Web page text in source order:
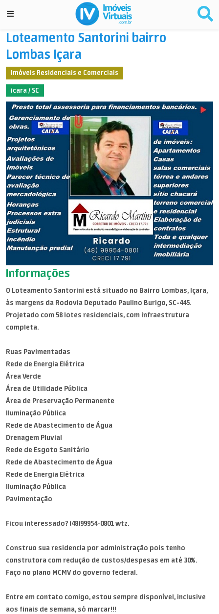
Loteamento Santorini bairro
Lombas Içara
Imóveis Residenciais e Comerciais
icara / SC
Informações
O Loteamento Santorini está situado no Bairro Lombas, Içara,
às margens da Rodovia Deputado Paulino Burigo, SC-445.
Projetado com 58 lotes residenciais, com infraestrutura
completa.
Ruas Pavimentadas
Rede de Energia Elétrica
Área Verde
Área de Utilidade Pública
Área de Preservação Permanente
Iluminação Pública
Rede de Abastecimento de Água
Drenagem Pluvial
Rede de Esgoto Sanitário
Rede de Abastecimento de Água
Rede de Energia Elétrica
Iluminação Pública
Pavimentação
Ficou interessado? (48)99954-0801 wtz.
Construo sua residencia por administração pois tenho
construtora com redução de custos/despesas em até 30%.
Faço no plano MCMV do governo federal.
Entre em contato comigo, estou sempre disponível, inclusive
aos finais de semana, só marcar!!!